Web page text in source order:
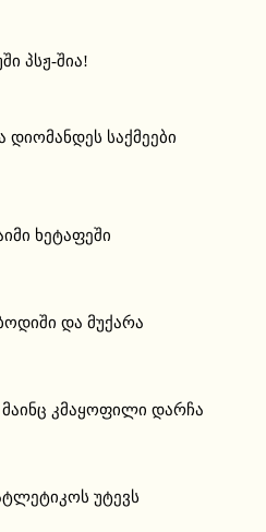
პსჟ-შია!
დიომანდეს საქმეები
ხეტაფეში
და მუქარა
კმაყოფილი დარჩა
უტევს